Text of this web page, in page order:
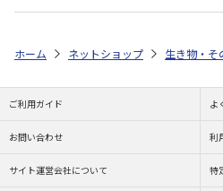
ホーム ネットショップ 生き物・そ
ご利用ガイド よ
お問い合わせ 利
サイト運営会社について 特